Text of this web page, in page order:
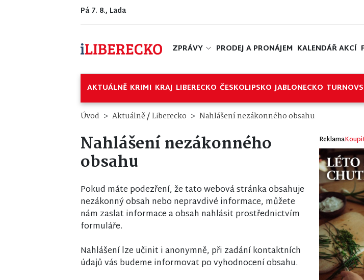
Pá 7. 8., Lada
ZPRÁVY PRODEJ A PRONÁJEM KALENDÁŘ AKCÍ
AKTUÁLNĚ KRIMI KRAJ LIBERECKO ČESKOLIPSKO JABLONECKO
Úvod Aktuálně/Liberecko Nahlášení nezákonného obsahu
Nahlášení nezákonného
obsahu
Pokud máte podezření, že tato webová stránka obsahuje
nezákonný obsah nebo nepravdivé informace, můžete
nám zaslat informace a obsah nahlásit prostřednictvím
formuláře.
Nahlášení lze učinit i anonymně, při zadání kontaktních
údajů vás budeme informovat po vyhodnocení obsahu.
Reklama